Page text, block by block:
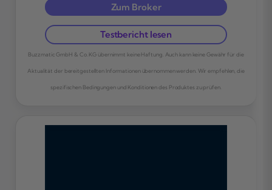
Zum Broker
Testbericht lesen
Buzzmatic GmbH & Co. KG übernimmt keine Haftung. Auch kann keine Gewähr für die
Aktualität der bereitgestellten Informationen übernommen werden. Wir empfehlen, die
spezifischen Bedingungen und Konditionen des Produktes zu prüfen.